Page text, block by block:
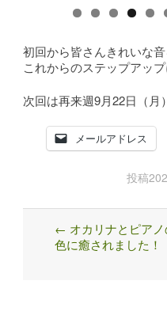
初回から皆さんきれいな
これからのステップアッ
次回は再来週9月22日（月
メールアドレス
投稿
Post
navigation
← オカリナとピア
色に癒されました！